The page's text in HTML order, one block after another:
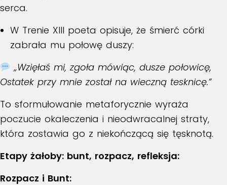
serca.
W Trenie XIII poeta opisuje, że śmierć córki
zabrała mu połowę duszy:
„Wzięłaś mi, zgoła mówiąc, dusze połowicę,
Ostatek przy mnie został na wieczną tesknicę.”
To sformułowanie metaforycznie wyraża
poczucie okaleczenia i nieodwracalnej straty,
która zostawia go z niekończącą się tęsknotą.
Etapy żałoby: bunt, rozpacz, refleksja:
Rozpacz i Bunt: